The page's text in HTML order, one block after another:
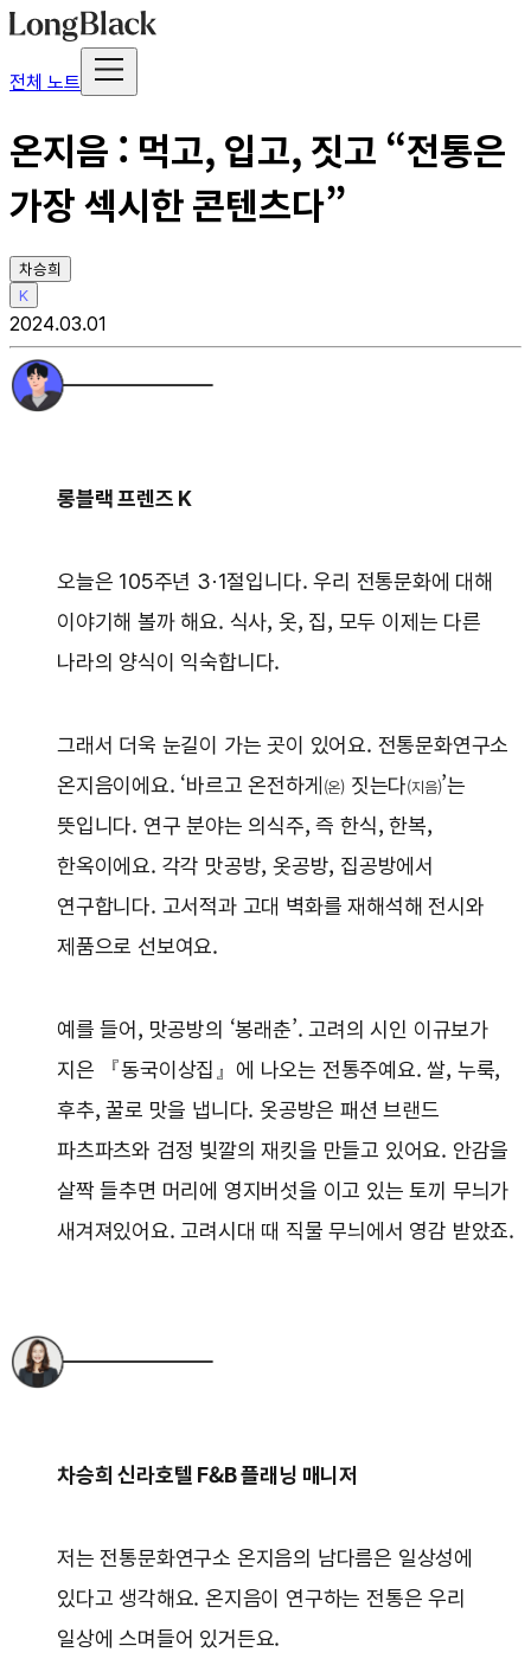
전체 노트
온지음 : 먹고, 입고, 짓고 “전통은
가장 섹시한 콘텐츠다”
차승희
K
2024.03.01
롱블랙 프렌즈 K
오늘은 105주년 3·1절입니다. 우리 전통문화에 대해
이야기해 볼까 해요. 식사, 옷, 집, 모두 이제는 다른
나라의 양식이 익숙합니다.
그래서 더욱 눈길이 가는 곳이 있어요. 전통문화연구소
온지음이에요. ‘바르고 온전하게 (온) 짓는다(지음)’는
뜻입니다. 연구 분야는 의식주, 즉 한식, 한복,
한옥이에요. 각각 맛공방, 옷공방, 집공방에서
연구합니다. 고서적과 고대 벽화를 재해석해 전시와
제품으로 선보여요.
예를 들어, 맛공방의 ‘봉래춘’. 고려의 시인 이규보가
지은 『동국이상집』에 나오는 전통주예요. 쌀, 누룩,
후추, 꿀로 맛을 냅니다. 옷공방은 패션 브랜드
파츠파츠와 검정 빛깔의 재킷을 만들고 있어요. 안감을
살짝 들추면 머리에 영지버섯을 이고 있는 토끼 무늬가
새겨져있어요. 고려시대 때 직물 무늬에서 영감 받았죠.
차승희 신라호텔 F&B 플래닝 매니저
저는 전통문화연구소 온지음의 남다름은 일상성에
있다고 생각해요. 온지음이 연구하는 전통은 우리
일상에 스며들어 있거든요.